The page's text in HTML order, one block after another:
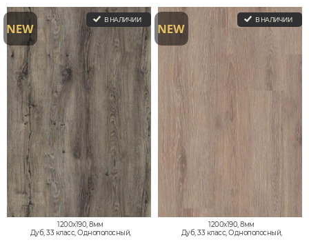
В НАЛИЧИИ
1200x190, 8мм
Дуб, 33 класс, Однополосный,
В НАЛИЧИИ
1200x190, 8мм
Дуб, 33 класс, Однополосный,